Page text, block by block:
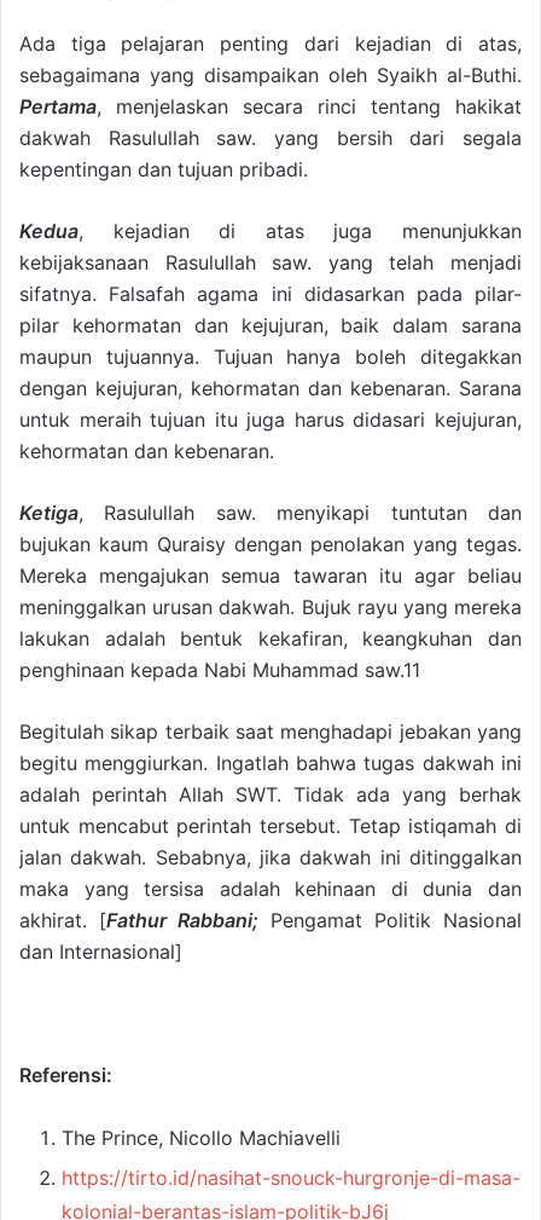
Ada tiga pelajaran penting dari kejadian di atas,
sebagaimana yang disampaikan oleh Syaikh al-Buthi.
Pertama, menjelaskan secara rinci tentang hakikat
dakwah Rasulullah saw. yang bersih dari segala
kepentingan dan tujuan pribadi.
Kedua, kejadian di atas juga menunjukkan
kebijaksanaan Rasulullah saw. yang telah menjadi
sifatnya. Falsafah agama ini didasarkan pada pilar-
pilar kehormatan dan kejujuran, baik dalam sarana
maupun tujuannya. Tujuan hanya boleh ditegakkan
dengan kejujuran, kehormatan dan kebenaran. Sarana
untuk meraih tujuan itu juga harus didasari kejujuran,
kehormatan dan kebenaran.
Ketiga, Rasulullah saw. menyikapi tuntutan dan
bujukan kaum Quraisy dengan penolakan yang tegas.
Mereka mengajukan semua tawaran itu agar beliau
meninggalkan urusan dakwah. Bujuk rayu yang mereka
lakukan adalah bentuk kekafiran, keangkuhan dan
penghinaan kepada Nabi Muhammad saw.11
Begitulah sikap terbaik saat menghadapi jebakan yang
begitu menggiurkan. Ingatlah bahwa tugas dakwah ini
adalah perintah Allah SWT. Tidak ada yang berhak
untuk mencabut perintah tersebut. Tetap istiqamah di
jalan dakwah. Sebabnya, jika dakwah ini ditinggalkan
maka yang tersisa adalah kehinaan di dunia dan
akhirat. [Fathur Rabbani; Pengamat Politik Nasional
dan Internasional]
Referensi:
The Prince, Nicollo Machiavelli
https://tirto.id/nasihat-snouck-hurgronje-di-masa-
kolonial-berantas-islam-politik-bJ6j